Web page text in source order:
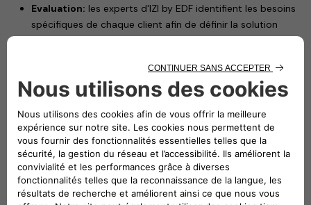
Evaluation: les experts d'IZI by EDF identifient les besoins
spécifiques de chaque client afin de définir la solution
technique la plus adaptée.
transparentes et personnalisées, en fonction de chaque
projet d’installation.
installent les solutions de recharge de Free2move
eSolutions, telles que l'eProWallbox Move, en garantissant
sécurité et performance.
« Nous sommes fiers de nous associer à Free2move
eSolutions, un acteur majeur de la mobilité électrique.